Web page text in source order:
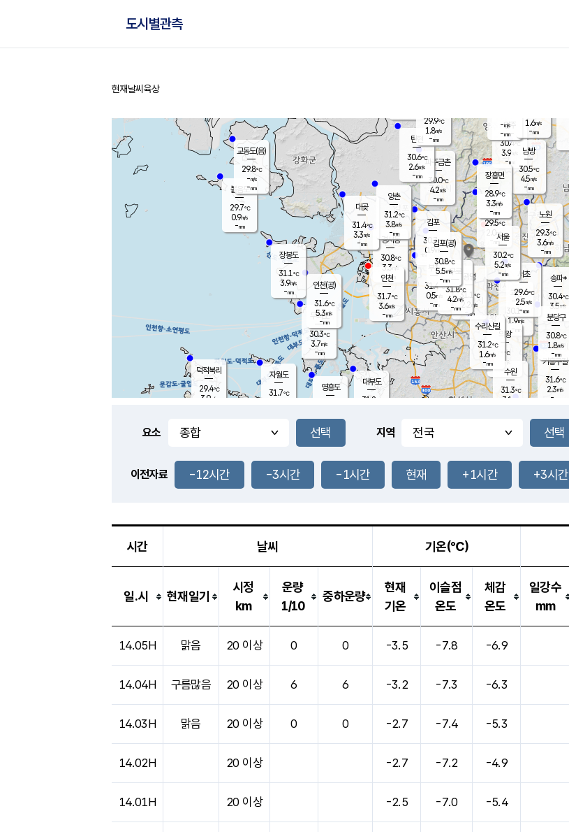
도시별관측
홈
현재날씨 육상
풍도
3.7m/s
무의도
30.3℃
3.7m/s
-mm
영흥도
볼음도
29.7℃
0.9m/s
-mm
자월도
31.7℃
양주
30.4℃
3.9
-mm
과천
30.1℃
1.9m/s
- mm
장봉도
31.1℃
3.9m/s
-mm
-mm
31.0
℃
대부도
31.8
-
경서동
30.8℃
3.3 m/s
-mm
파주금촌
30.0℃
4.2m/s
-mm
대곶
31.4℃
3.3m/s
-mm
탄현
30.6℃
2.6m/s
-mm
31.7℃
1.7m/s
-mm
의왕
- ℃
m/s
mm
김포
30.7℃
0.9 m/s
mm
광명
31.1
℃
2.2 m/s
-mm
부천
31.4℃
0.5m/s
-mm
-mm
양촌
31.2℃
3.8m/s
-mm
구로
31.8℃
4.2m/s
-mm
은평
29.5℃
2.0 m/s
- mm
노원
29.3℃
3.6m/s
-mm
송파*
30.4℃
3.5m/s
-mm
서초
29.6℃
2.5m/s
-mm
남방
30.5℃
4.5m/s
-mm
기흥구갈
31.6℃
2.3m/s
-
수리산길
31.2℃
1.6m/s
-mm
분당구
30.8℃
1.8m/s
-mm
장흥면
28.9℃
3.3m/s
-mm
-m/s
-mm
덕적북리
29.4℃
3.9m/s
인천(공)
31.6℃
5.3m/s
-mm
김포(공)
30.8℃
5.5m/s
-mm
교동도(음)
29.8℃
-m/s
-mm
수원
31.3℃
3.1 m/s
인천
31.7℃
3.6m/s
-mm
서울
30.2℃
5.2m/s
-mm
29.9℃
1.8m/s
-mm
1.6m/s
-mm
요소 지역
이전자료 -12시간 -3시간 -1시간 현재 +1시간 +3시간
시간 날씨 기온(℃)
일.시 현재일기
시정
km
운량
1/10
중하운량
현재
기온
이슬점
온도
체감
온도
일강수
mm
14.05H 맑음 20 이상 0 0 -3.5 -7.8 -6.9
14.04H 구름많음 20 이상 6 6 -3.2 -7.3 -6.3
14.03H 맑음 20 이상 0 0 -2.7 -7.4 -5.3
14.02H 20 이상 -2.7 -7.2 -4.9
14.01H 20 이상 -2.5 -7.0 -5.4